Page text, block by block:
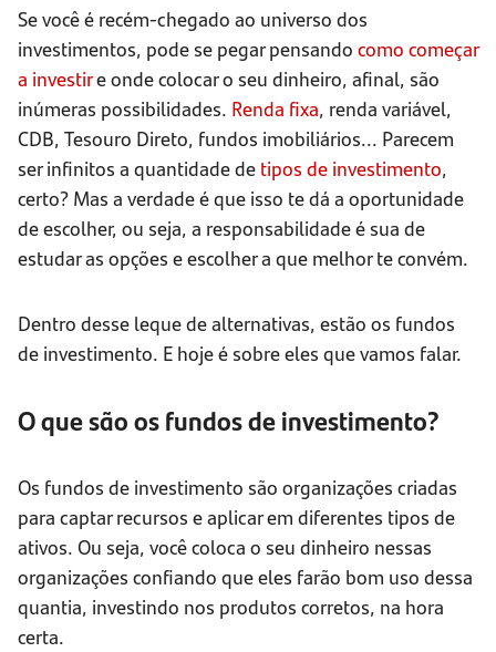
Se você é recém-chegado ao universo dos
investimentos, pode se pegar pensando como começar
a investire onde colocar o seu dinheiro, afinal, são
inúmeras possibilidades. Renda fixa, renda variável,
CDB, Tesouro Direto, fundos imobiliários... Parecem
ser infinitos a quantidade de tipos de investimento,
certo? Mas a verdade é que isso te dá a oportunidade
de escolher, ou seja, a responsabilidade é sua de
estudar as opções e escolher a que melhor te convém.
Dentro desse leque de alternativas, estão os fundos
de investimento. E hoje é sobre eles que vamos falar.
O que são os fundos de investimento?
Os fundos de investimento são organizações criadas
para captar recursos e aplicar em diferentes tipos de
ativos. Ou seja, você coloca o seu dinheiro nessas
organizações confiando que eles farão bom uso dessa
quantia, investindo nos produtos corretos, na hora
certa.